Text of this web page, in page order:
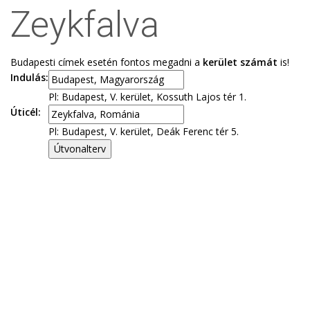
Zeykfalva
Budapesti címek esetén fontos megadni a kerület számát is!
Indulás:
Pl: Budapest, V. kerület, Kossuth Lajos tér 1.
Úticél:
Pl: Budapest, V. kerület, Deák Ferenc tér 5.